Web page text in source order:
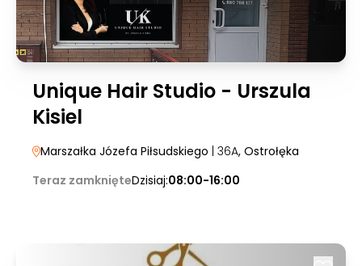
Unique Hair Studio - Urszula
Kisiel
Marszałka Józefa Piłsudskiego | 36A, Ostrołęka
Teraz zamknięteDzisiaj:08:00-16:00